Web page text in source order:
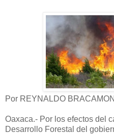
Por REYNALDO
Oaxaca.- Por los efectos del
Desarrollo Forestal del